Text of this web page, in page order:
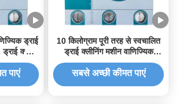
ड्राई
क्लीन
पाएं
10 किलोग्राम पूरी तरह से स्वचालित
ड्राई क्लीनिंग मशीन वाणिज्यिक
जीएक्स-10
सबसे अच्छी कीमत पाएं